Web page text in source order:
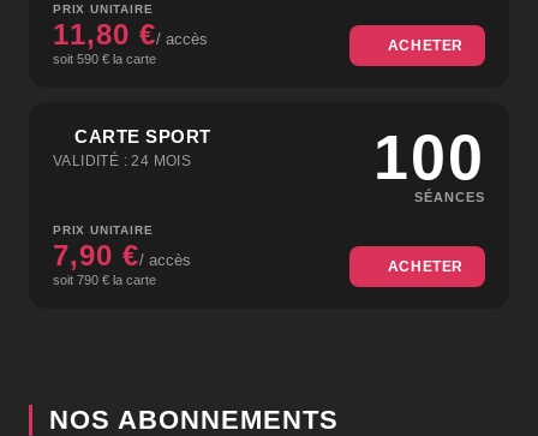
PRIX UNITAIRE
11,80 €/ accès
soit 590 € la carte
ACHETER
CARTE SPORT
VALIDITÉ : 24 MOIS 100
SÉANCES
PRIX UNITAIRE
7,90 €/ accès
soit 790 € la carte
ACHETER
NOS ABONNEMENTS